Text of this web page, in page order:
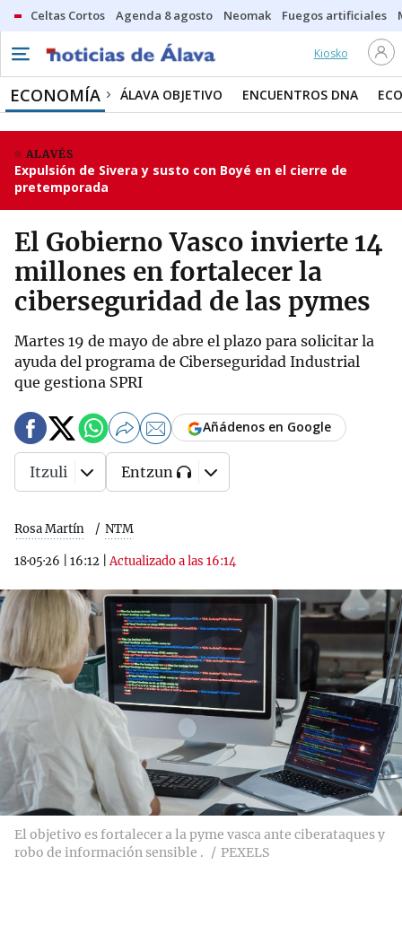
Celtas Cortos Agenda 8 agosto Neomak Fuegos artificiales
Kiosko
ECONOMÍA ÁLAVA OBJETIVO ENCUENTROS DNA
ALAVÉS
Expulsión de Sivera y susto con Boyé en el cierre de
pretemporada
El Gobierno Vasco invierte 14
millones en fortalecer la
ciberseguridad de las pymes
Martes 19 de mayo de abre el plazo para solicitar la
ayuda del programa de Ciberseguridad Industrial
que gestiona SPRI
Rosa Martín NTM
18·05·26 16:12 |Actualizado a las 16:14
Añádenos en Google
Itzuli Entzun
El objetivo es fortalecer a la pyme vasca ante ciberataques y
robo de información sensible .
PEXELS